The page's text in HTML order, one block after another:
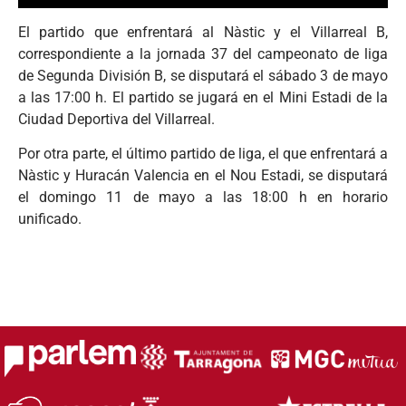
El partido que enfrentará al Nàstic y el Villarreal B,
correspondiente a la jornada 37 del campeonato de liga
de Segunda División B, se disputará el sábado 3 de mayo
a las 17:00 h. El partido se jugará en el Mini Estadi de la
Ciudad Deportiva del Villarreal.
Por otra parte, el último partido de liga, el que enfrentará a
Nàstic y Huracán Valencia en el Nou Estadi, se disputará
el domingo 11 de mayo a las 18:00 h en horario
unificado.